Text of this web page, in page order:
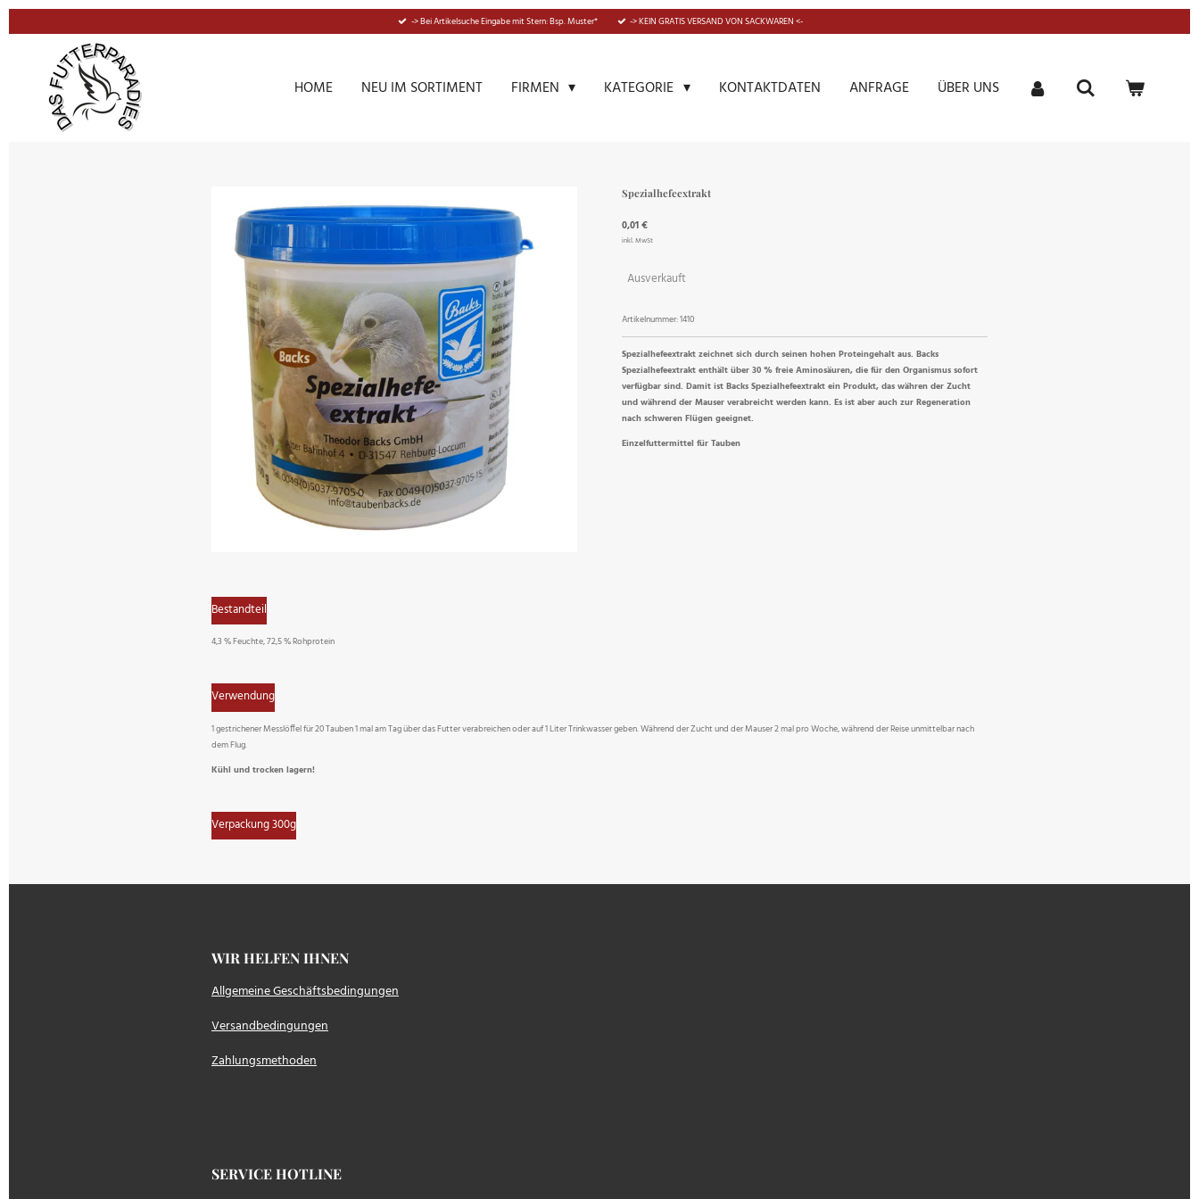
-> Bei Artikelsuche Eingabe mit Stern: Bsp. Muster* -> KEIN GRATIS VERSAND VON SACKWAREN <-
HOME NEU IM SORTIMENT FIRMEN KATEGORIE KONTAKTDATEN ANFRAGE ÜBER UNS
Spezialhefeextrakt
0,01 €
inkl. MwSt
Ausverkauft
Artikelnummer:1410
Spezialhefeextrakt zeichnet sich durch seinen hohen Proteingehalt aus. Backs
Spezialhefeextrakt enthält über 30 % freie Aminosäuren, die für den Organismus sofort
verfügbar sind. Damit ist Backs Spezialhefeextrakt ein Produkt, das währen der Zucht
und während der Mauser verabreicht werden kann. Es ist aber auch zur Regeneration
nach schweren Flügen geeignet.
Einzelfuttermittel für Tauben
Bestandteil
4,3 % Feuchte, 72,5 % Rohprotein
Verwendung
1 gestrichener Messlöffel für 20 Tauben 1 mal am Tag über das Futter verabreichen oder auf 1 Liter Trinkwasser geben. Während der Zucht und der Mauser 2 mal pro Woche, während der Reise unmittelbar nach
dem Flug.
Kühl und trocken lagern!
Verpackung 300g
WIR HELFEN IHNEN
Allgemeine Geschäftsbedingungen
Versandbedingungen
Zahlungsmethoden
SERVICE HOTLINE